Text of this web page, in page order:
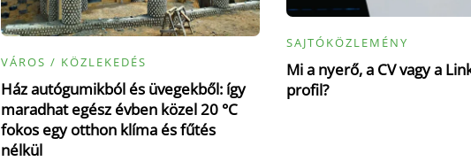
VÁROS / KÖZLEKEDÉS
Ház autógumikból és üvegekből: így
maradhat egész évben közel 20 °C
fokos egy otthon klíma és fűtés
nélkül
SAJTÓKÖZLEMÉNY
Mi a nyerő, a CV vagy a
profil?